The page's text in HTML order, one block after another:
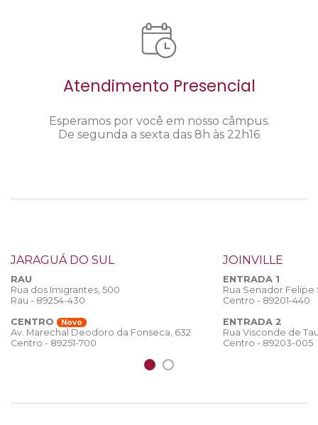
Atendimento Presencial
Esperamos por você em nosso câmpus.
De segunda a sexta das 8h às 22h16
JARAGUÁ DO SUL
RAU
Rua dos Imigrantes, 500
Rau - 89254-430
CENTRO
Novo
Av. Marechal Deodoro da Fonseca, 632
Centro - 89251-700
JOINVILLE
ENTRADA 1
Rua Senador
Centro - 89201-440
ENTRADA 2
Rua Visconde de
Centro - 89203-005